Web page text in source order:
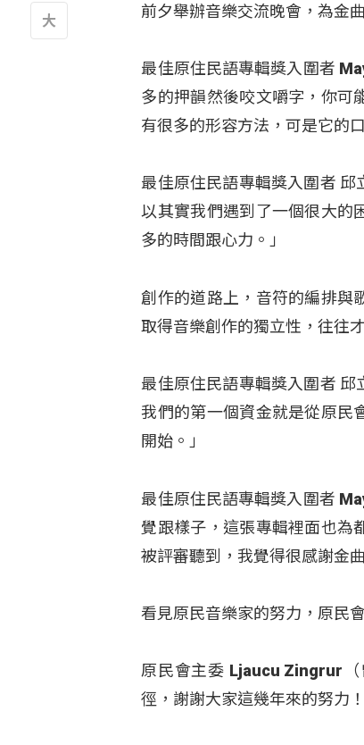
前夕舉辦音樂交流晚會，為金
最佳原住民語專輯獎入圍者
多的押韻然後咬文嚼字，你可
有很多的形容方法，可是它的
最佳原住民語專輯獎入圍者
以其實我們遇到了一個很大的
多的時間跟心力。」
創作的道路上，音符的編排與
取得音樂創作的獨立性，往往
最佳原住民語專輯獎入圍者
我們的第一個資金就是從原民
開始。」
最佳原住民語專輯獎入圍者
覺跟樣子，這張專輯裡面也為
被評審聽到，我覺得很感謝金
看見原民音樂家的努力，原民
原民會主委 Ljaucu Zingrur（
徑，謝謝大家這幾年來的努力